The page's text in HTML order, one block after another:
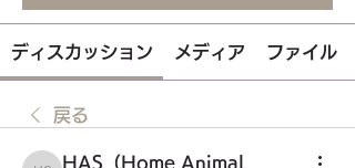
ディスカッション メディア ファイル
戻る
HAS（Home Animal